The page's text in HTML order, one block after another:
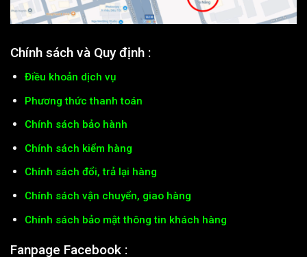
Chính sách và Quy định :
Điều khoản dịch vụ
Phương thức thanh toán
Chính sách bảo hành
Chính sách kiểm hàng
Chính sách đổi, trả lại hàng
Chính sách vận chuyển, giao hàng
Chính sách bảo mật thông tin khách hàng
Fanpage Facebook :